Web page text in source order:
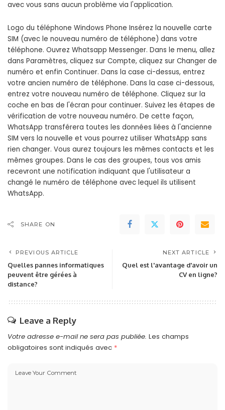
avec vous sans aucun problème via l'application.
Logo du téléphone Windows Phone Insérez la nouvelle carte
SIM (avec le nouveau numéro de téléphone) dans votre
téléphone. Ouvrez Whatsapp Messenger. Dans le menu, allez
dans Paramètres, cliquez sur Compte, cliquez sur Changer de
numéro et enfin Continuer. Dans la case ci-dessus, entrez
votre ancien numéro de téléphone. Dans la case ci-dessous,
entrez votre nouveau numéro de téléphone. Cliquez sur la
coche en bas de l'écran pour continuer. Suivez les étapes de
vérification de votre nouveau numéro. De cette façon,
WhatsApp transférera toutes les données liées à l'ancienne
SIM vers la nouvelle et vous pourrez utiliser WhatsApp sans
rien changer. Vous aurez toujours les mêmes contacts et les
mêmes groupes. Dans le cas des groupes, tous vos amis
recevront une notification indiquant que l'utilisateur a
changé le numéro de téléphone avec lequel ils utilisent
WhatsApp.
SHARE ON
PREVIOUS ARTICLE
Quelles pannes informatiques
peuvent être gérées à
distance?
NEXT ARTICLE
Quel est l'avantage d'avoir un
CV en ligne?
Leave a Reply
Votre adresse e-mail ne sera pas publiée. Les champs
obligatoires sont indiqués avec *